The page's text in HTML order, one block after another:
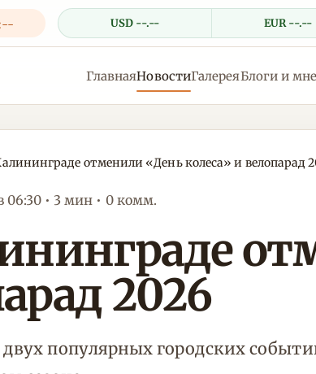
USD --.-- EUR --.--
ГлавнаяНовостиГалереяБлоги и
отменили «День колеса» и велопарад
06:30 • 3 мин • 0 комм.
2026
популярных городских